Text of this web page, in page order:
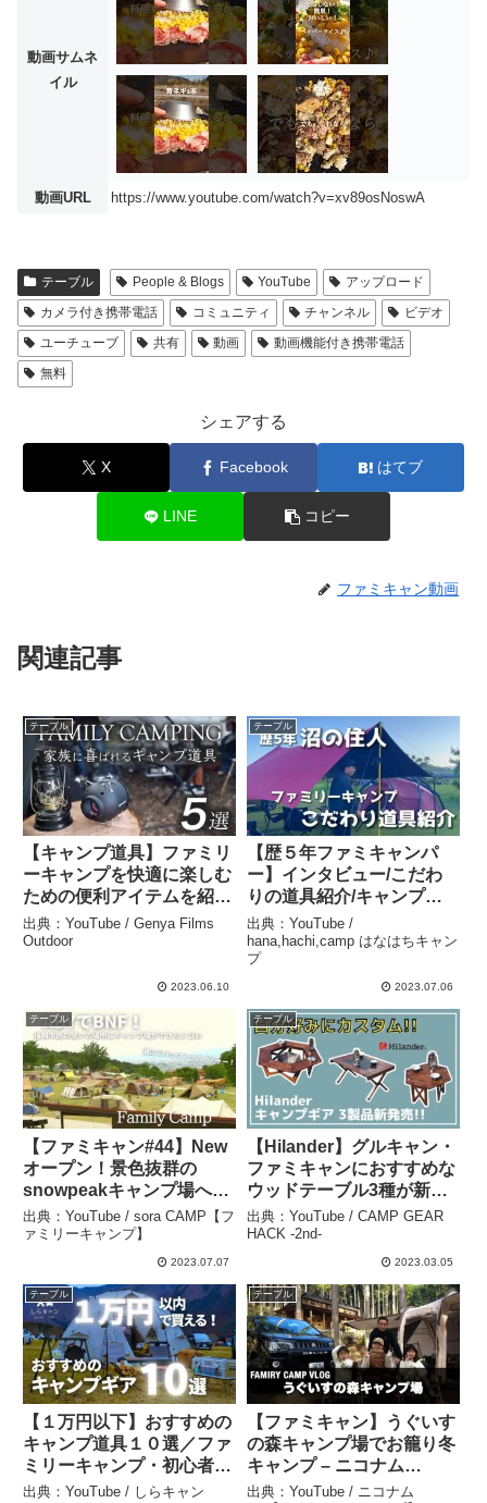
動画サムネ
イル
動画URL https://www.youtube.com/watch?v=xv89osNoswA
テーブル People & Blogs YouTube
アップロード
カメラ付き携帯電話
コミュニティ チャンネル
ビデオ
ユーチューブ
共有 動画
動画機能付き携帯電話
無料
シェアする
X Facebook はてブ
LINE コピー
ファミキャン動画
関連記事
テーブル
【キャンプ道具】ファミリ
ーキャンプを快適に楽しむ
ための便利アイテムを紹介
｜シェルターG｜ベスティ
ブル – Genya Films
出典：YouTube / Genya Films
Outdoor
2023.06.10
テーブル
【歴５年ファミキャンパ
ー】インタビュー/こだわ
りの道具紹介/キャンプ道
具沼/キャンプ道具【ファ
ミリーキャンプ】 –
hana,hachi,camp はなは
出典：YouTube /
hana,hachi,camp はなはちキャン
プ
2023.07.06
テーブル
【ファミキャン#44】New
オープン！景色抜群の
snowpeakキャンプ場へ行
ってきました！/スノーピ
ーク油山福岡/九州キャン
プ/ファミリーキャンプ –
キャンプ】
出典：YouTube / sora CAMP【フ
ァミリーキャンプ】
2023.07.07
テーブル
【Hilander】グルキャン・
ファミキャンにおすすめな
ウッドテーブル3種が新発
売！【新作キャンプギア】
– CAMP GEAR HACK
出典：YouTube / CAMP GEAR
HACK -2nd-
2023.03.05
テーブル
【１万円以下】おすすめの
キャンプ道具１０選／ファ
ミリーキャンプ・初心者キ
ャンパーにもおすすめ – し
出典：YouTube / しらキャン
テーブル
【ファミキャン】うぐいす
の森キャンプ場でお籠り冬
キャンプ – ニコナム
TV【ファミリーキャン
出典：YouTube / ニコナム